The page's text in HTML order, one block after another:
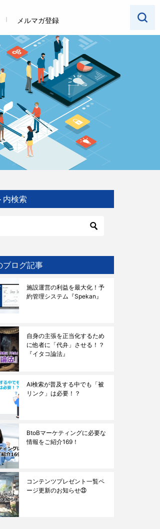
メルマガ登録
内検索
ブログ記事
施設運営の利益を最大化！予
約管理システム『Spekan』
自身の主張を正当化するため
に他者に「代弁」させる！？
『イタコ論法』
AI検索が普及する中でも「被
リンク」は必要！？
BtoBマーケティングに必要な
情報をご紹介169！
コンテンツプレゼント一覧ペ
ージ更新のお知らせ㉓